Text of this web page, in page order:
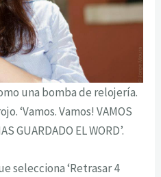
una bomba de relojería.
‘Vamos. Vamos! VAMOS
GUARDADO EL WORD’.
selecciona ‘Retrasar 4